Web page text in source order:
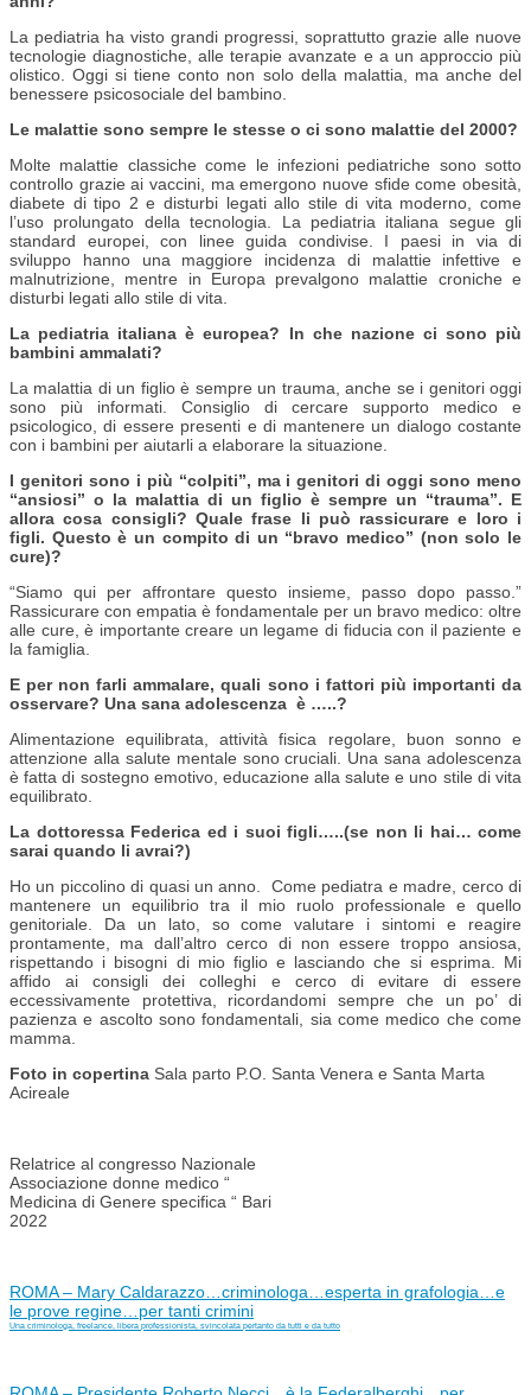
La pediatria ha visto grandi progressi, soprattutto grazie alle nuove
tecnologie diagnostiche, alle terapie avanzate e a un approccio più
olistico. Oggi si tiene conto non solo della malattia, ma anche del
benessere psicosociale del bambino.
Le malattie sono sempre le stesse o ci sono malattie del 2000?
Molte malattie classiche come le infezioni pediatriche sono sotto
controllo grazie ai vaccini, ma emergono nuove sfide come obesità,
diabete di tipo 2 e disturbi legati allo stile di vita moderno, come
l’uso prolungato della tecnologia. La pediatria italiana segue gli
standard europei, con linee guida condivise. I paesi in via di
sviluppo hanno una maggiore incidenza di malattie infettive e
malnutrizione, mentre in Europa prevalgono malattie croniche e
disturbi legati allo stile di vita.
La pediatria italiana è europea? In che nazione ci sono più
bambini ammalati?
La malattia di un figlio è sempre un trauma, anche se i genitori oggi
sono più informati. Consiglio di cercare supporto medico e
psicologico, di essere presenti e di mantenere un dialogo costante
con i bambini per aiutarli a elaborare la situazione.
I genitori sono i più “colpiti”, ma i genitori di oggi sono meno
“ansiosi” o la malattia di un figlio è sempre un “trauma”. E
allora cosa consigli? Quale frase li può rassicurare e loro i
figli. Questo è un compito di un “bravo medico” (non solo le
cure)?
“Siamo qui per affrontare questo insieme, passo dopo passo.”
Rassicurare con empatia è fondamentale per un bravo medico: oltre
alle cure, è importante creare un legame di fiducia con il paziente e
la famiglia.
E per non farli ammalare, quali sono i fattori più importanti da
osservare? Una sana adolescenza è …..?
Alimentazione equilibrata, attività fisica regolare, buon sonno e
attenzione alla salute mentale sono cruciali. Una sana adolescenza
è fatta di sostegno emotivo, educazione alla salute e uno stile di vita
equilibrato.
La dottoressa Federica ed i suoi figli…..(se non li hai… come
sarai quando li avrai?)
Ho un piccolino di quasi un anno. Come pediatra e madre, cerco di
mantenere un equilibrio tra il mio ruolo professionale e quello
genitoriale. Da un lato, so come valutare i sintomi e reagire
prontamente, ma dall’altro cerco di non essere troppo ansiosa,
rispettando i bisogni di mio figlio e lasciando che si esprima. Mi
affido ai consigli dei colleghi e cerco di evitare di essere
eccessivamente protettiva, ricordandomi sempre che un po’ di
pazienza e ascolto sono fondamentali, sia come medico che come
mamma.
Foto in copertina Sala parto P.O. Santa Venera e Santa Marta
Acireale
Relatrice al congresso Nazionale
Associazione donne medico “
Medicina di Genere specifica “ Bari
2022
ROMA – Mary Caldarazzo…criminologa…esperta in grafologia…e
le prove regine…per tanti crimini
Una criminologa, freelance, libera professionista, svincolata pertanto da tutti e da tutto